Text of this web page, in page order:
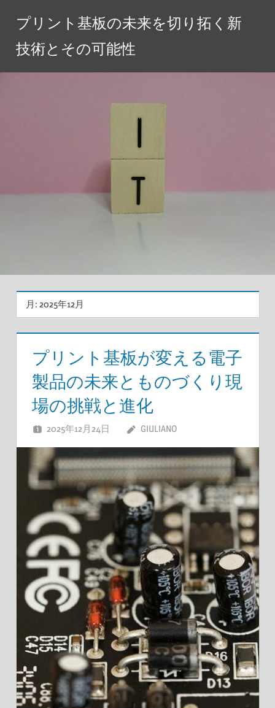
プリント基板の未来を切り拓く新
技術とその可能性
月: 2025年12月
プリント基板が変える電子
製品の未来とものづくり現
場の挑戦と進化
2025年12月24日 GIULIANO